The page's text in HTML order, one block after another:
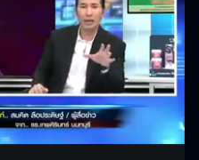
Settings